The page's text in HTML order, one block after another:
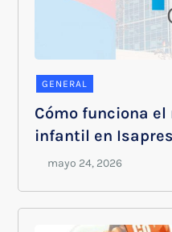
GENERAL
Cómo funciona
infantil en Isapres